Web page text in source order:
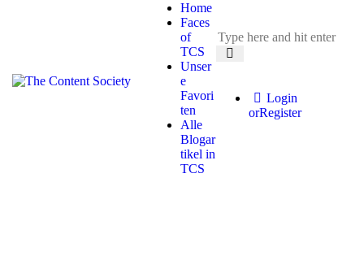
Home
Faces
of
TCS
Unser
e
Favori
ten
Alle
Blogar
tikel in
TCS
Login
orRegister